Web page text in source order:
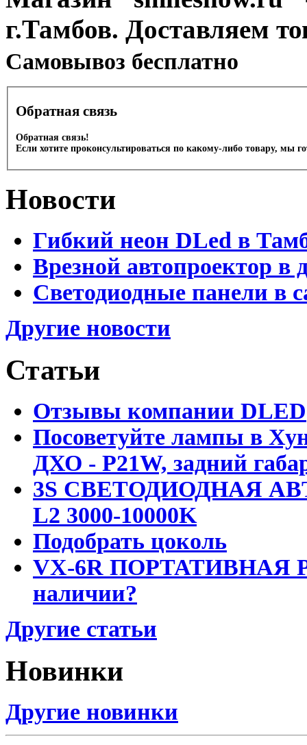
г.Тамбов. Доставляем
Cамовывоз бесплатно
Обратная связь
Обратная связь!
Если хотите проконсультироваться по какому-либо товару, мы
Новости
Гибкий неон DLed в
Врезной автопроектор в
Светодиодные панели в
Другие новости
Статьи
Отзывы компании DLED
Посоветуйте лампы в
ДХО - P21W, задний
3S СВЕТОДИОДНАЯ
L2 3000-10000K
Подобрать цоколь
VX-6R ПОРТАТИВНАЯ
наличии?
Другие статьи
Новинки
Другие новинки